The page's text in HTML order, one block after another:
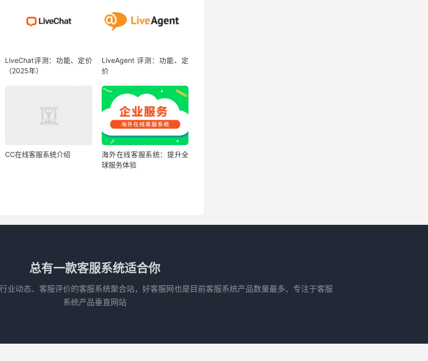
LiveChat评测：功能、定价
（2025年）
LiveAgent 评测：功能、定
价
CC在线客服系统介绍
海外在线客服系统：提升全
球服务体验
总有一款客服系统适合你
业动态、客服评价的客服系统聚合站，好客服网也是目前客服系统产品数量最多、专注于客服
系统产品垂直网站